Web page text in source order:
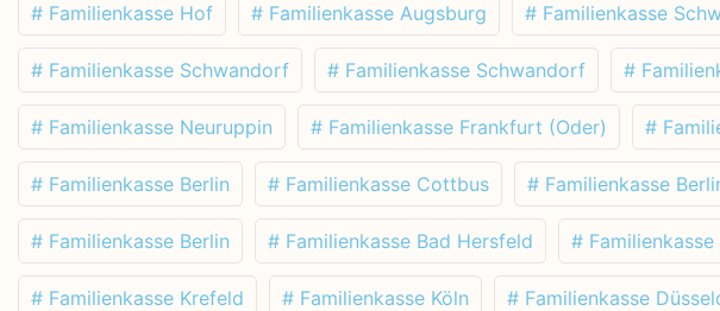
# Familienkasse Hof # Familienkasse Augsburg # Familienkasse
# Familienkasse Schwandorf # Familienkasse Schwandorf #
# Familienkasse Neuruppin # Familienkasse Frankfurt (Oder) #
# Familienkasse Berlin # Familienkasse Cottbus # Familienkasse
# Familienkasse Berlin # Familienkasse Bad Hersfeld #
# Familienkasse Krefeld # Familienkasse Köln # Familienkasse